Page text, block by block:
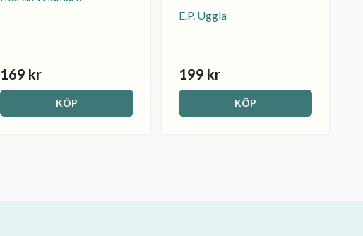
169 kr
KÖP
E.P. Uggla
199 kr
KÖP